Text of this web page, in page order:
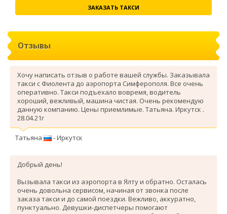
ЗАКАЗАТЬ ТАКСИ
Отзывы
Хочу написать отзыв о работе вашей службы. Заказывала
такси с Фиолента до аэропорта Симферополя. Все очень
оперативно. Такси подъехало вовремя, водитель
хороший, вежливый, машина чистая. Очень рекомендую
данную компанию. Цены приемлимые. Татьяна. Иркутск .
28.04.21г
Татьяна - Иркутск
Добрый день!
Вызывала такси из аэропорта в Ялту и обратно. Осталась
очень довольна сервисом, начиная от звонка после
заказа такси и до самой поездки. Вежливо, аккуратно,
пунктуально. Девушки-диспетчеры помогают